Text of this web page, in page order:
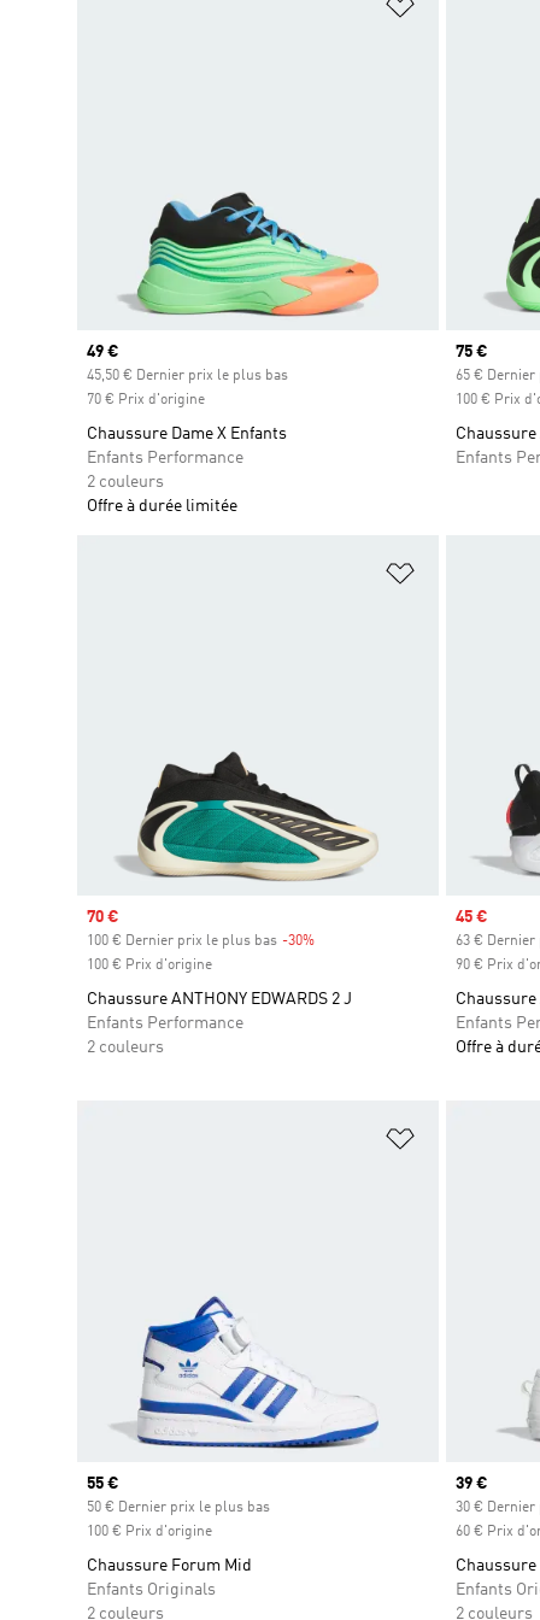
Prix actuel
49 €
45,50 € Dernier prix le plus bas
70 € Prix d'origine
Chaussure Dame X Enfants
Enfants Performance
2 couleurs
Offre à durée limitée
Prix actuel
75 €
65 €
100 € Prix
Chaussure
Enfants
Prix soldé
70 €
100 € Dernier prix le plus bas -30%
100 € Prix d'origine
Chaussure ANTHONY EDWARDS 2 J
Enfants Performance
2 couleurs
Prix soldé
45 €
63 €
90 € Prix
Chaussure
Enfants
Offre à
Prix actuel
55 €
50 € Dernier prix le plus bas
100 € Prix d'origine
Chaussure Forum Mid
Enfants Originals
2 couleurs
Prix actuel
39 €
30 €
60 € Prix
Chaussure
Enfants
2 couleurs